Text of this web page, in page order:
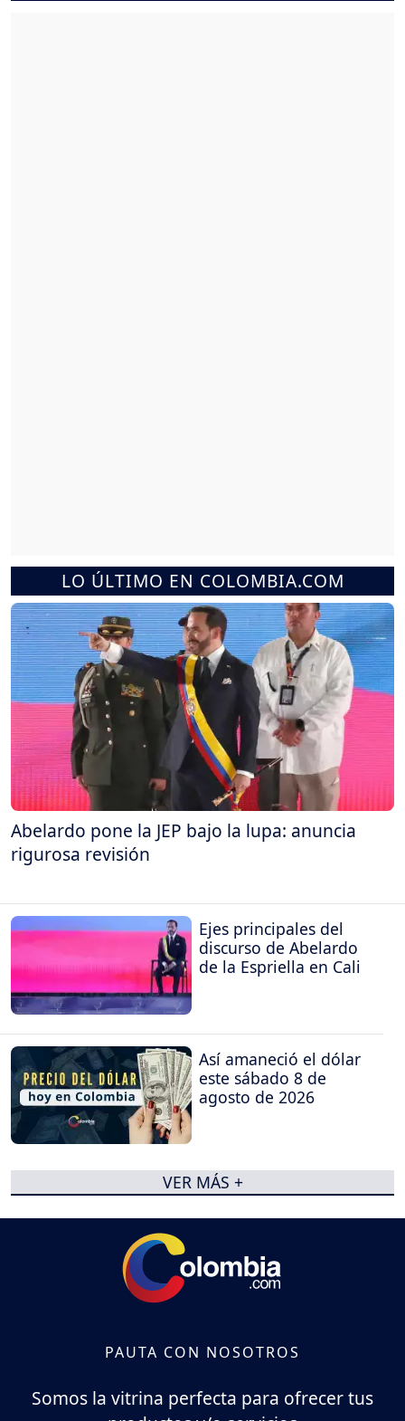
LO ÚLTIMO EN COLOMBIA.COM
Abelardo pone la JEP bajo la lupa: anuncia
rigurosa revisión
Ejes principales del
discurso de Abelardo
de la Espriella en Cali
Así amaneció el dólar
este sábado 8 de
agosto de 2026
VER MÁS +
PAUTA CON NOSOTROS
Somos la vitrina perfecta para ofrecer tus